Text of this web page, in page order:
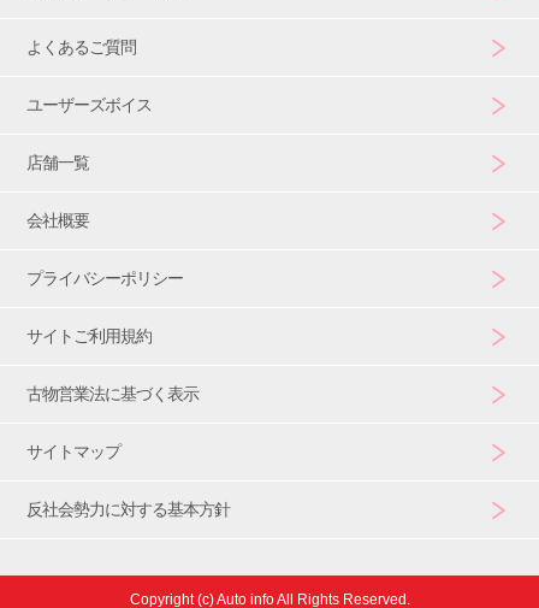
よくあるご質問
ユーザーズボイス
店舗一覧
会社概要
プライバシーポリシー
サイトご利用規約
古物営業法に基づく表示
サイトマップ
反社会勢力に対する基本方針
Copyright (c) Auto info All Rights Reserved.